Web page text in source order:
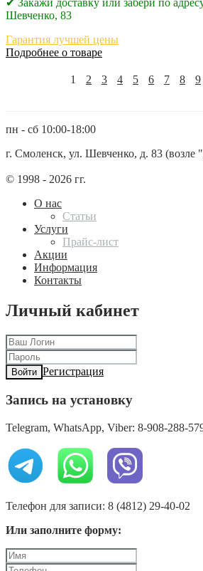
Шевченко, 83
Гарантия лучшей цены
Подробнее о товаре
1 2 3 4 5 6 7 8 9
пн - сб 10:00-18:00
г. Смоленск, ул. Шевченко, д. 83
© 1998 - 2026 гг.
О нас
Статьи
Услуги
Прайс-лист
Акции
Информация
Контакты
Личный кабинет
Войти Регистрация
Запись на установку
Telegram, WhatsApp, Viber: 8-908-288-
Телефон для записи: 8 (4812) 29-40-02
Или заполните форму: